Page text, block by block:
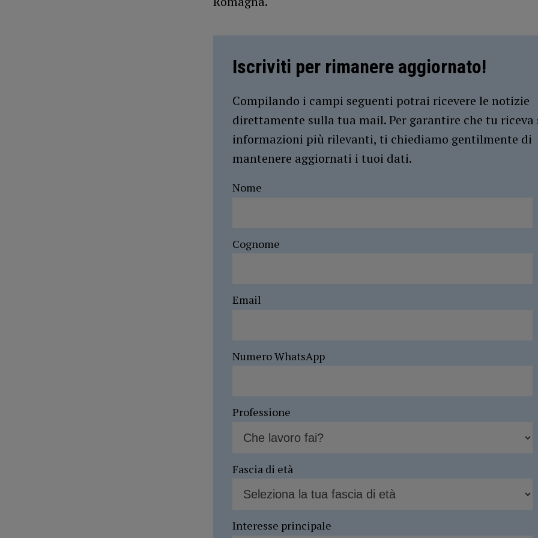
Iscriviti per rimanere aggiornato!
Compilando i campi seguenti potrai ricevere le notizie
direttamente sulla tua mail. Per garantire che tu riceva
informazioni più rilevanti, ti chiediamo gentilmente di
mantenere aggiornati i tuoi dati.
Nome
Cognome
Email
Numero WhatsApp
Professione
Fascia di età
Interesse principale